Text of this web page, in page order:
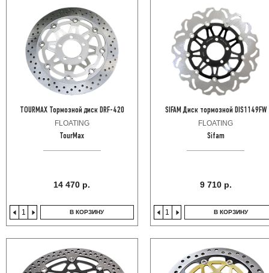
TOURMAX Тормозной диск DRF-420
FLOATING
TourMax
14 470 р.
В КОРЗИНУ
SIFAM Диск тормозной DIS1149FW
FLOATING
Sifam
9 710 р.
В КОРЗИНУ